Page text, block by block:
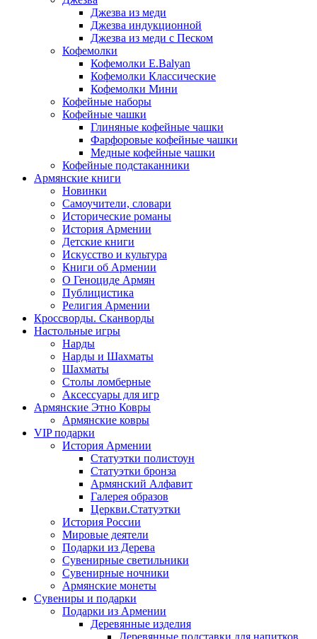
Джезва из меди
Джезва индукционной
Джезва из меди с Песком
Кофемолки
Кофемолки E.Balyan
Кофемолки Классические
Кофемолки Мини
Кофейные наборы
Кофейные чашки
Глиняные кофейные чашки
Фарфоровые кофейные чашки
Медные кофейные чашки
Кофейные подстаканники
Армянские книги
Новинки
Самоучители, словари
Исторические романы
История Армении
Детские книги
Иcкусство и культура
Книги об Армении
О Геноциде Армян
Публицистика
Религия Армении
Кроссворды. Сканворды
Настольные игры
Нарды
Нарды и Шахматы
Шахматы
Столы ломберные
Аксессуары для игр
Армянские Этно Ковры
Армянские ковры
VIP подарки
История Армении
Статуэтки полистоун
Статуэтки бронза
Армянский Алфавит
Галерея образов
Церкви.Статуэтки
История России
Мировые деятели
Подарки из Дерева
Сувенирные светильники
Сувенирные ночники
Армянские монеты
Сувениры и подарки
Подарки из Армении
Деревянные изделия
Деревянные подставки для напитков